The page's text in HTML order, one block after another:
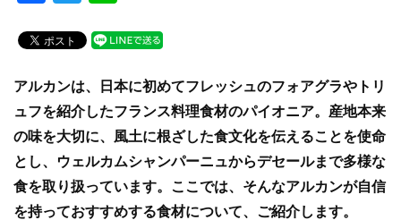
c
e
b
o
o
k
tt
er
e
アルカンは、日本に初めてフレッシュのフォアグラやトリ
ュフを紹介したフランス料理食材のパイオニア。産地本来
の味を大切に、風土に根ざした食文化を伝えることを使命
とし、ウェルカムシャンパーニュからデセールまで多様な
食を取り扱っています。ここでは、そんなアルカンが自信
を持っておすすめする食材について、ご紹介します。